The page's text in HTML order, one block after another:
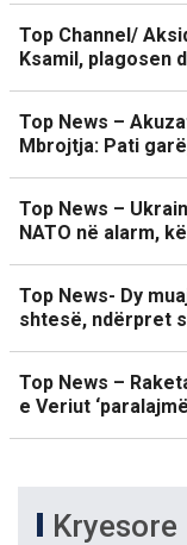
Top Channel/
Ksamil, plagosen
Top News –
Mbrojtja: Pati
Top News –
NATO në alarm,
Top News- Dy
shtesë, ndërpret
Top News –
e Veriut
Kryesore